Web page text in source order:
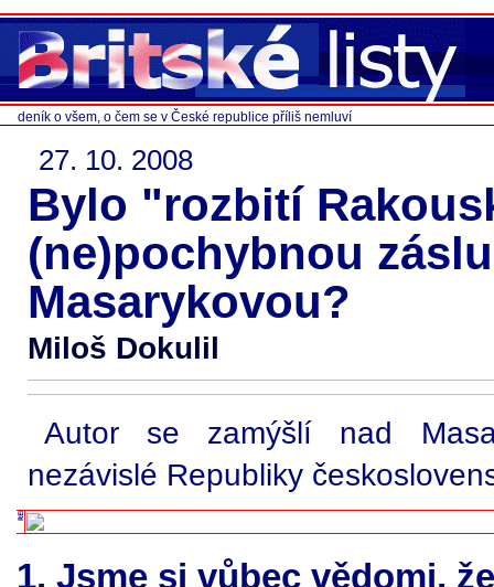
deník o všem, o čem se v České republice příliš nemluví
27. 10. 2008
Bylo "rozbití
(ne)pochybnou
Masarykovou?
Miloš Dokulil
Autor se zamýšlí nad
nezávislé Republiky
1. Jsme si vůbec vědomi,